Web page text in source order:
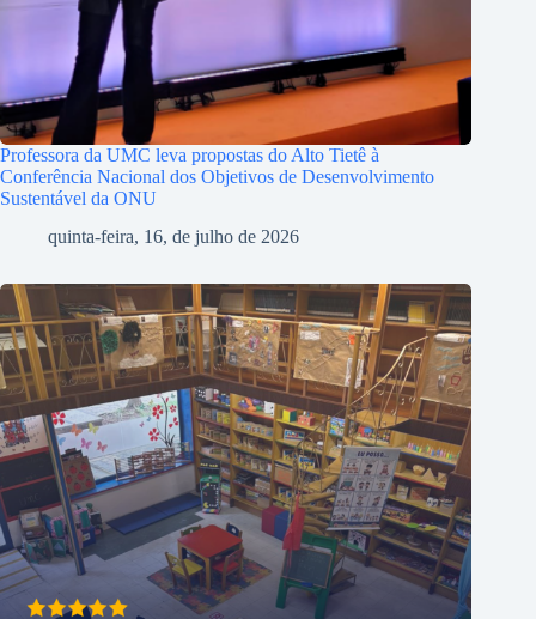
Professora da UMC leva propostas do Alto Tietê à
Conferência Nacional dos Objetivos de Desenvolvimento
Sustentável da ONU
quinta-feira, 16, de julho de 2026